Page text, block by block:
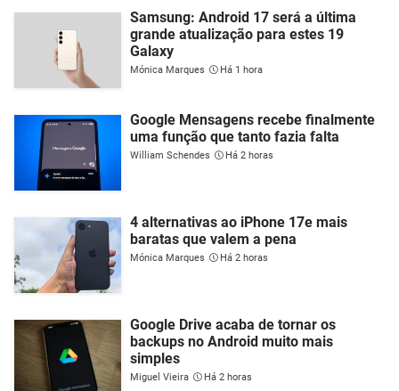
Samsung: Android 17 será a última
grande atualização para estes 19
Galaxy
Mónica Marques Há 1 hora
Google Mensagens recebe finalmente
uma função que tanto fazia falta
William Schendes Há 2 horas
4 alternativas ao iPhone 17e mais
baratas que valem a pena
Mónica Marques Há 2 horas
Google Drive acaba de tornar os
backups no Android muito mais
simples
Miguel Vieira Há 2 horas